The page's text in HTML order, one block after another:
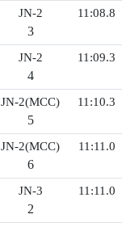
JN-2
3
11:08.8
JN-2
4
11:09.3
JN-2(MCC)
5
11:10.3
JN-2(MCC)
6
11:11.0
JN-3
2
11:11.0